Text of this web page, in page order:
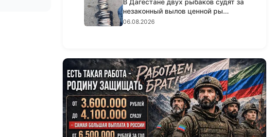
В Дагестане двух рыбаков судят за
незаконный вылов ценной ры...
06.08.2026